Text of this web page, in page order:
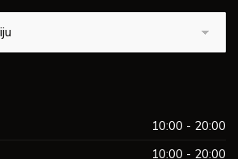
10:00 - 20:00
10:00 - 20:00